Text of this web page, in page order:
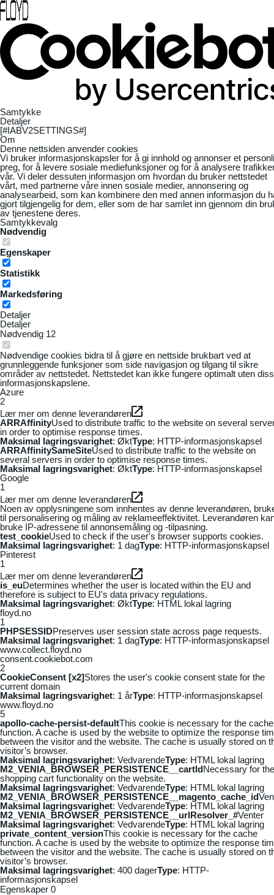
Samtykke
Detaljer
[#IABV2SETTINGS#]
Om
Denne nettsiden anvender cookies
Vi bruker informasjonskapsler for å gi innhold og annonser et
preg, for å levere sosiale mediefunksjoner og for å analysere
vår. Vi deler dessuten informasjon om hvordan du bruker nettstedet
vårt, med partnerne våre innen sosiale medier, annonsering og
analysearbeid, som kan kombinere den med annen informasjon du
gjort tilgjengelig for dem, eller som de har samlet inn gjennom din
av tjenestene deres.
Samtykkevalg
Nødvendig
Egenskaper
Statistikk
Markedsføring
Detaljer
Detaljer
Nødvendig 12
Nødvendige cookies bidra til å gjøre en nettside brukbart ved at
grunnleggende funksjoner som side navigasjon og tilgang til sikre
områder av nettstedet. Nettstedet kan ikke fungere optimalt uten
informasjonskapslene.
Azure
2
Lær mer om denne leverandøren
ARRAffinityUsed to distribute traffic to the website on several
in order to optimise response times.
Maksimal lagringsvarighet: ØktType: HTTP-informasjonskapsel
ARRAffinitySameSiteUsed to distribute traffic to the website on
several servers in order to optimise response times.
Maksimal lagringsvarighet: ØktType: HTTP-informasjonskapsel
Google
1
Lær mer om denne leverandøren
Noen av opplysningene som innhentes av denne leverandøren,
til personalisering og måling av reklameeffektivitet. Leverandøren
bruke IP-adressene til annonsemåling og -tilpasning.
test_cookieUsed to check if the user's browser supports cookies.
Maksimal lagringsvarighet: 1 dagType: HTTP-informasjonskapsel
Pinterest
1
Lær mer om denne leverandøren
is_euDetermines whether the user is located within the EU and
therefore is subject to EU's data privacy regulations.
Maksimal lagringsvarighet: ØktType: HTML lokal lagring
floyd.no
1
PHPSESSIDPreserves user session state across page requests.
Maksimal lagringsvarighet: 1 dagType: HTTP-informasjonskapsel
www.collect.floyd.no
consent.cookiebot.com
2
CookieConsent [x2]Stores the user's cookie consent state for the
current domain
Maksimal lagringsvarighet: 1 årType: HTTP-informasjonskapsel
www.floyd.no
5
apollo-cache-persist-defaultThis cookie is necessary for the cache
function. A cache is used by the website to optimize the response
between the visitor and the website. The cache is usually stored on
visitor’s browser.
Maksimal lagringsvarighet: VedvarendeType: HTML lokal lagring
M2_VENIA_BROWSER_PERSISTENCE__cartIdNecessary for the
shopping cart functionality on the website.
Maksimal lagringsvarighet: VedvarendeType: HTML lokal lagring
M2_VENIA_BROWSER_PERSISTENCE__magento_cache_id
Maksimal lagringsvarighet: VedvarendeType: HTML lokal lagring
M2_VENIA_BROWSER_PERSISTENCE__urlResolver_#Venter
Maksimal lagringsvarighet: VedvarendeType: HTML lokal lagring
private_content_versionThis cookie is necessary for the cache
function. A cache is used by the website to optimize the response
between the visitor and the website. The cache is usually stored on
visitor’s browser.
Maksimal lagringsvarighet: 400 dagerType: HTTP-
informasjonskapsel
Egenskaper 0